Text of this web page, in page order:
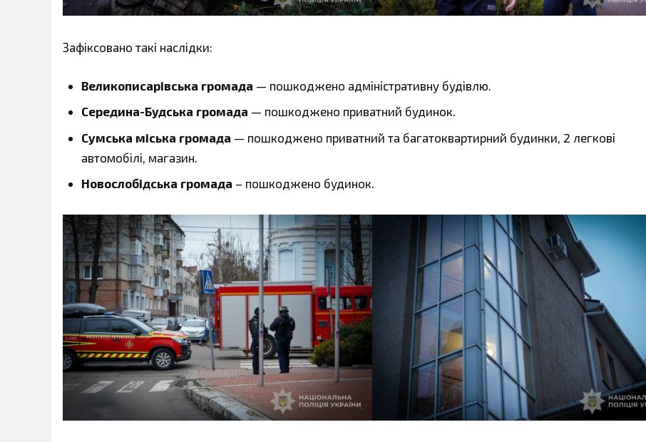
Зафіксовано такі наслідки:
Великописарівська громада — пошкоджено адміністративну будівлю.
Середина-Будська громада — пошкоджено приватний будинок.
Сумська міська громада — пошкоджено приватний та багатоквартирний будинки, 2 легкові
автомобілі, магазин.
Новослобідська громада – пошкоджено будинок.